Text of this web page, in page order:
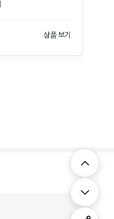
상품 보기